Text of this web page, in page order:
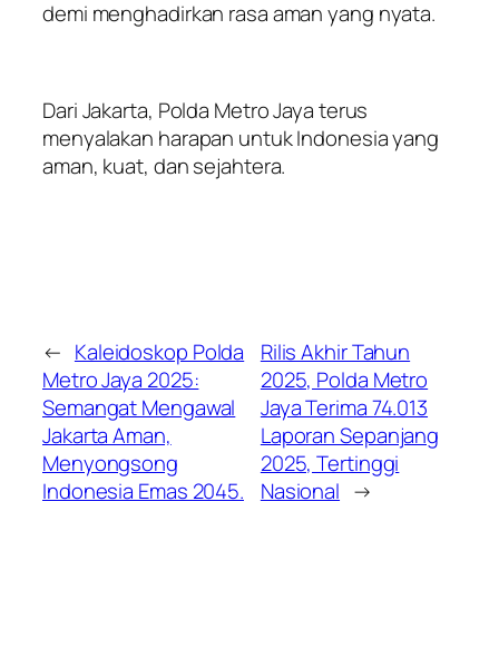
demi menghadirkan rasa aman yang nyata.
Dari Jakarta, Polda Metro Jaya terus
menyalakan harapan untuk Indonesia yang
aman, kuat, dan sejahtera.
← Kaleidoskop Polda
Metro Jaya 2025:
Semangat Mengawal
Jakarta Aman,
Menyongsong
Indonesia Emas 2045.
Rilis Akhir Tahun
2025, Polda Metro
Jaya Terima 74.013
Laporan Sepanjang
2025, Tertinggi
Nasional →